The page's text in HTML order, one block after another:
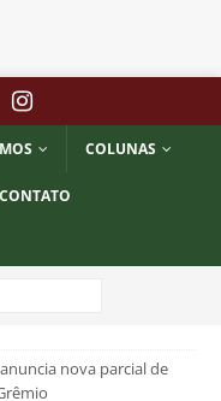
COLUNAS
CONTATO
nova parcial de